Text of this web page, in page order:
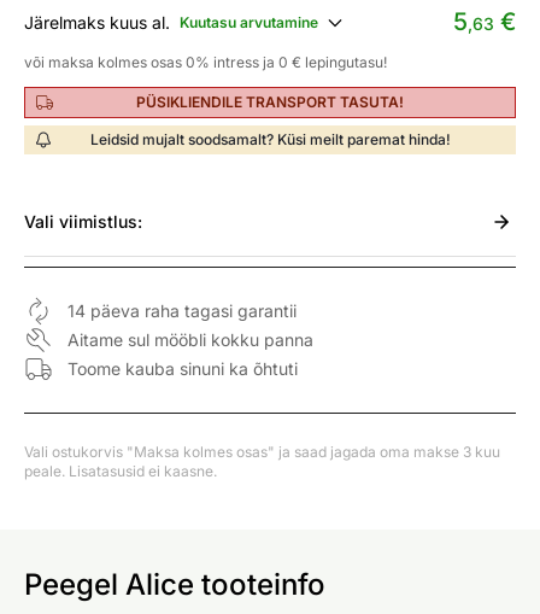
Järelmaks kuus al. Kuutasu arvutamine 5,63 €
või maksa kolmes osas 0% intress ja 0 € lepingutasu!
PÜSIKLIENDILE TRANSPORT TASUTA!
Leidsid mujalt soodsamalt? Küsi meilt paremat hinda!
Vali viimistlus:
14 päeva raha tagasi garantii
Aitame sul mööbli kokku panna
Toome kauba sinuni ka õhtuti
Vali ostukorvis "Maksa kolmes osas" ja saad jagada oma makse 3 kuu
peale. Lisatasusid ei kaasne.
Peegel Alice tooteinfo